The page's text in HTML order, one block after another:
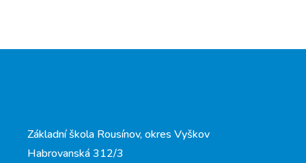
Základní škola Rousínov, okres Vyškov
Habrovanská 312/3